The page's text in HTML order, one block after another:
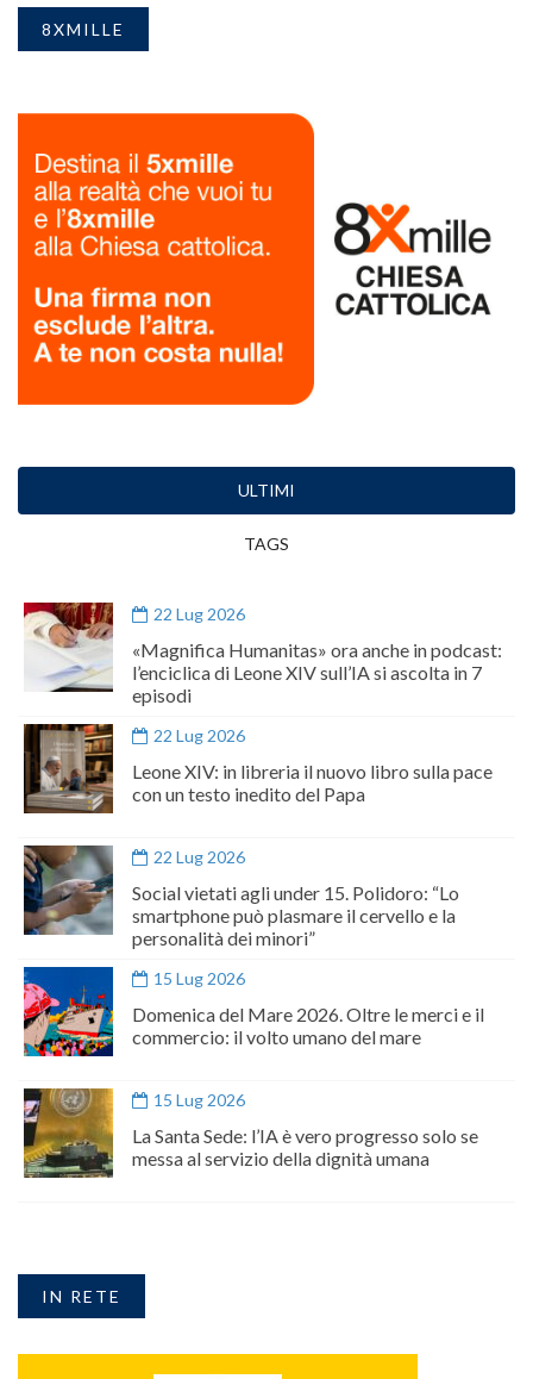
8XMILLE
ULTIMI
TAGS
22 Lug 2026
«Magnifica Humanitas» ora anche in podcast:
l’enciclica di Leone XIV sull’IA si ascolta in 7
episodi
22 Lug 2026
Leone XIV: in libreria il nuovo libro sulla pace
con un testo inedito del Papa
22 Lug 2026
Social vietati agli under 15. Polidoro: “Lo
smartphone può plasmare il cervello e la
personalità dei minori”
15 Lug 2026
Domenica del Mare 2026. Oltre le merci e il
commercio: il volto umano del mare
15 Lug 2026
La Santa Sede: l’IA è vero progresso solo se
messa al servizio della dignità umana
IN RETE